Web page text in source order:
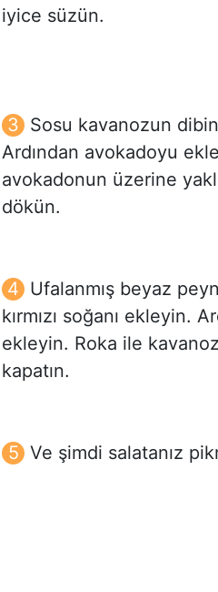
iyice süzün.
Sosu kavanozun
Ardından avokadoyu
avokadonun üzerine
dökün.
Ufalanmış beyaz
kırmızı soğanı ekleyin.
ekleyin. Roka ile
kapatın.
Ve şimdi salatanız